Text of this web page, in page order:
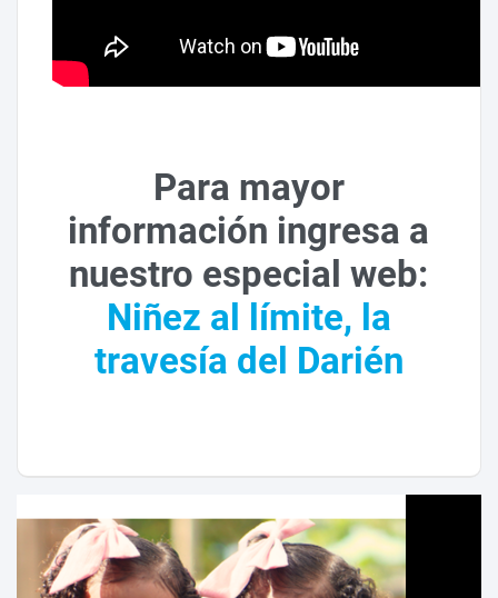
Para mayor
información ingresa a
nuestro especial web:
Niñez al límite, la
travesía del Darién